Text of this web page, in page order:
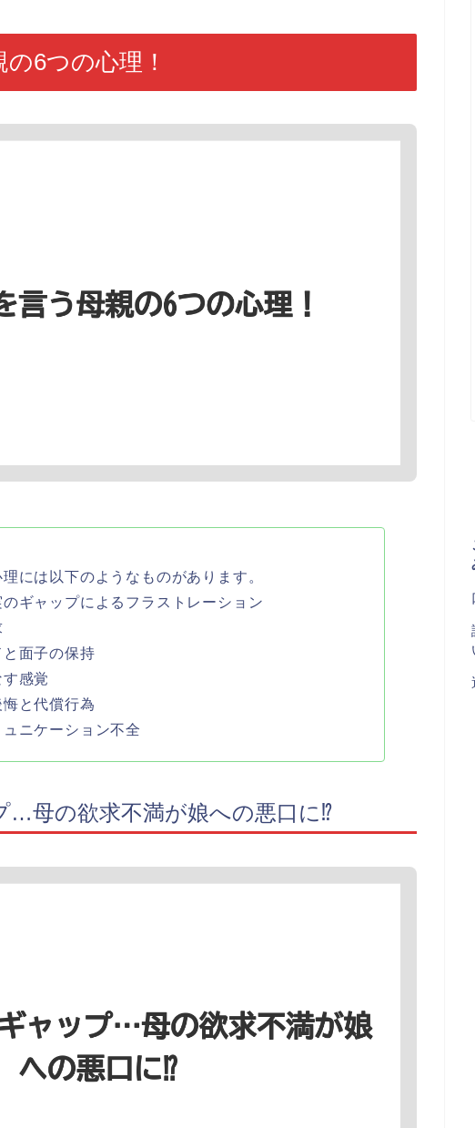
6つの心理！
には以下のようなものがあります。
のギャップによるフラストレーション
と面子の保持
感覚
悔と代償行為
ニケーション不全
…母の欲求不満が娘への悪口に⁉